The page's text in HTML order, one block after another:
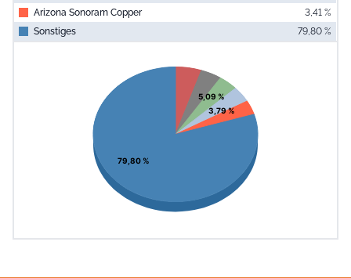
Arizona Sonoram Copper
3,41 %
Sonstiges
79,80 %
Pie chart with 6 slices.
View as data table, Chart
5,09 %
3,79 %
79,80 %